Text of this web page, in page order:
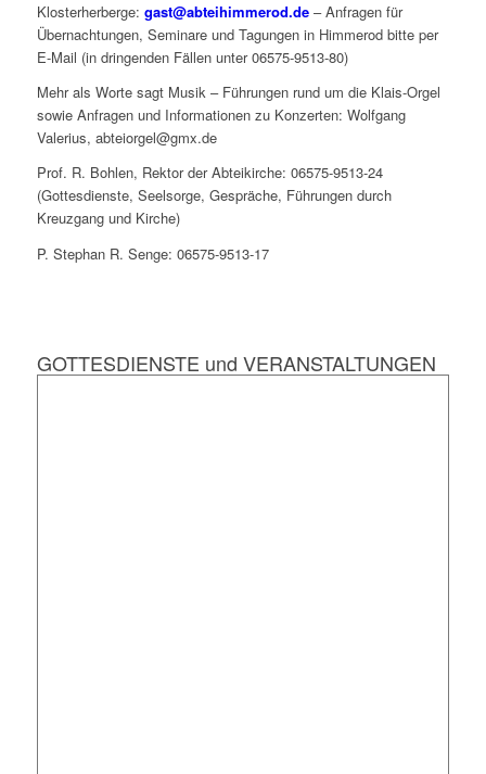
Klosterherberge: gast@abteihimmerod.de– Anfragen für
Übernachtungen, Seminare und Tagungen in Himmerod bitte per
E-Mail (in dringenden Fällen unter 06575-9513-80)
Mehr als Worte sagt Musik – Führungen rund um die Klais-Orgel
sowie Anfragen und Informationen zu Konzerten: Wolfgang
Valerius, abteiorgel@gmx.de
Prof. R. Bohlen, Rektor der Abteikirche: 06575-9513-24
(Gottesdienste, Seelsorge, Gespräche, Führungen durch
Kreuzgang und Kirche)
P. Stephan R. Senge: 06575-9513-17
GOTTESDIENSTE und VERANSTALTUNGEN